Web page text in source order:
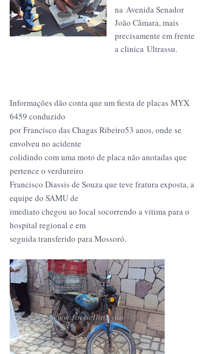
na Avenida Senador
João Câmara, mais
precisamente em frente
a clinica Ultrassu.
Informações dão conta que um fiesta de placas MYX
6459 conduzido
por Francisco das Chagas Ribeiro53 anos, onde se
envolveu no acidente
colidindo com uma moto de placa não anotadas que
pertence o verdureiro
Francisco Diassis de Souza que teve fratura exposta, a
equipe do SAMU de
imediato chegou ao local socorrendo a vitima para o
hospital regional e em
seguida transferido para Mossoró.